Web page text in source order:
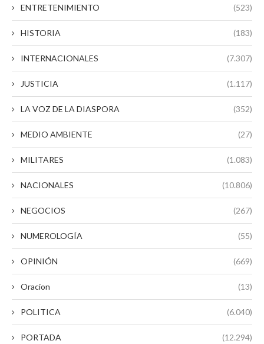
ENTRETENIMIENTO (523)
HISTORIA (183)
INTERNACIONALES (7.307)
JUSTICIA (1.117)
LA VOZ DE LA DIASPORA (352)
MEDIO AMBIENTE (27)
MILITARES (1.083)
NACIONALES (10.806)
NEGOCIOS (267)
NUMEROLOGÍA (55)
OPINIÓN (669)
Oracion (13)
POLITICA (6.040)
PORTADA (12.294)